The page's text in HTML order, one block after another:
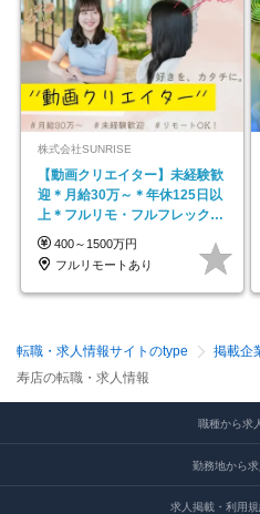
株式会社SUNRISE
【動画クリエイター】未経験歓
迎＊月給30万～＊年休125日以
上＊フルリモ・フルフレックス
◆10名の採用が決定◆
400～1500万円
フルリモートあり
転職・求人情報サイトのtype 掲載企
寿店の転職・求人情報
職種から求
勤務地から
求人掲載・利用